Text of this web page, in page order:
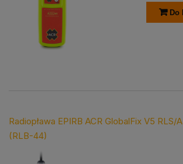
Do
Radiopława EPIRB ACR GlobalFix V5 RLS/
(RLB-44)